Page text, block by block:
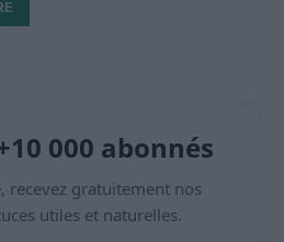
000 abonnés
recevez gratuitement nos
utiles et naturelles.